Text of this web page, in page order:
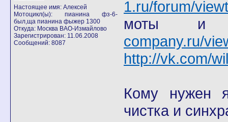
Настоящее имя: Алексей
Мотоцикл(ы): пианина фз-6-
был,ща пианина фыжер 1300
Откуда: Москва ВАО-Измайлово
Зарегистрирован: 11.06.2008
Сообщений: 8087
1.ru/forum/
company.ru/
http://vk.com/
Кому нужен
чистка и